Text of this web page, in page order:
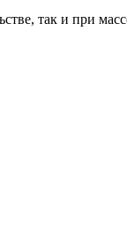
так и при